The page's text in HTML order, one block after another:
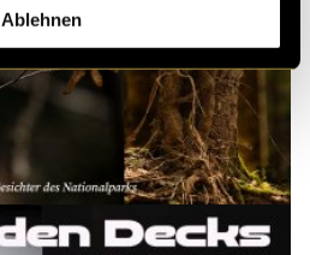
Ablehnen